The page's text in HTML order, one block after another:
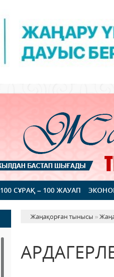
100 СҰРАҚ – 100 ЖАУАП
Жаңақорған тынысы »